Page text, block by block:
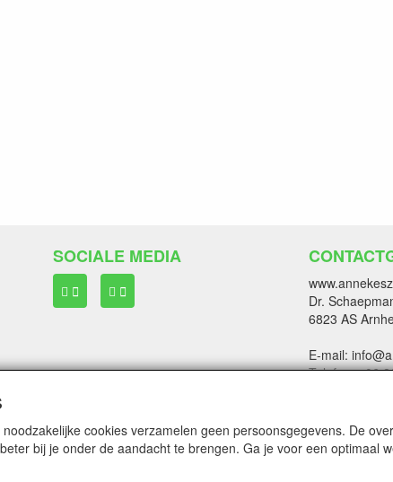
SOCIALE MEDIA
Dr.
6823 AS
E-mail:
Telefoon: 06
cookies verzamelen geen persoonsgegevens. De
bij je onder de aandacht te brengen. Ga je voor een optimaal